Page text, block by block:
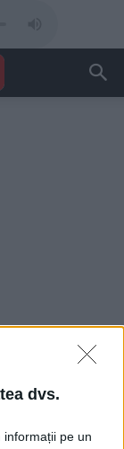
dvs.
informații pe un